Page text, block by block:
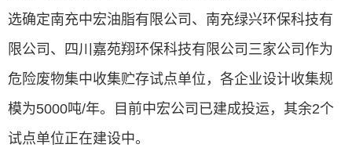
选确定南充中宏油脂有限公司、南充绿兴环保科技有
限公司、四川嘉苑翔环保科技有限公司三家公司作为
危险废物集中收集贮存试点单位，各企业设计收集规
模为5000吨/年。目前中宏公司已建成投运，其余2个
试点单位正在建设中。